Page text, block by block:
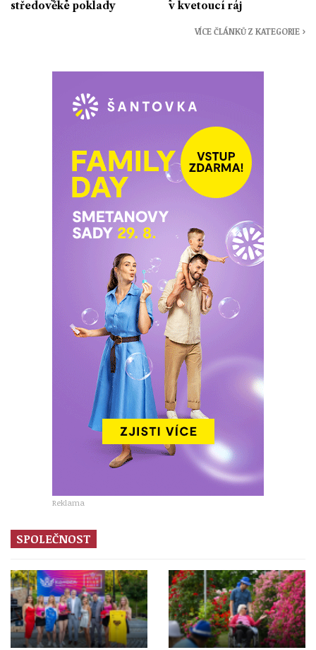
středověké poklady
v kvetoucí ráj
VÍCE ČLÁNKŮ Z KATEGORIE ›
Reklama
SPOLEČNOST